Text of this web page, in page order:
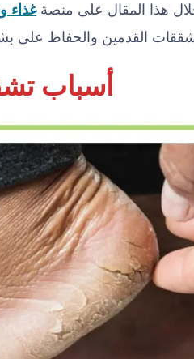
هذا المقال على منصةغذاء
تشققات القدمين والحفاظ على
أسباب